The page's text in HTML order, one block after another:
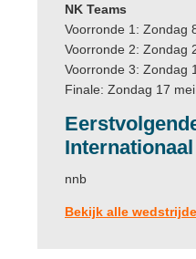
NK Teams
Voorronde 1: Zondag
Voorronde 2: Zondag
Voorronde 3: Zondag
Finale: Zondag 17 mei
Internationaal
nnb
Bekijk alle